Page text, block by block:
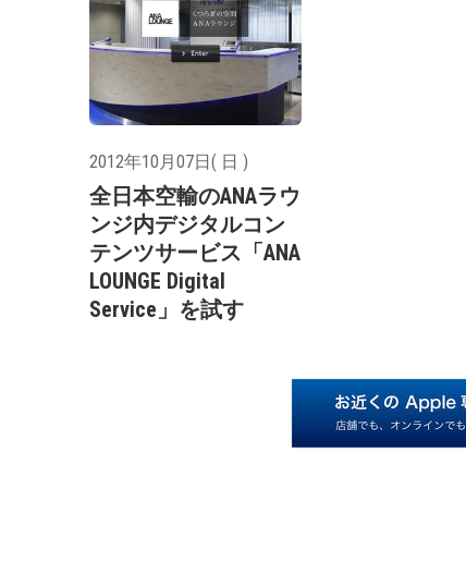
2012年10月07日( 日 )
全日本空輸のANAラウ
ンジ内デジタルコン
テンツサービス「ANA
LOUNGE Digital
Service」を試す